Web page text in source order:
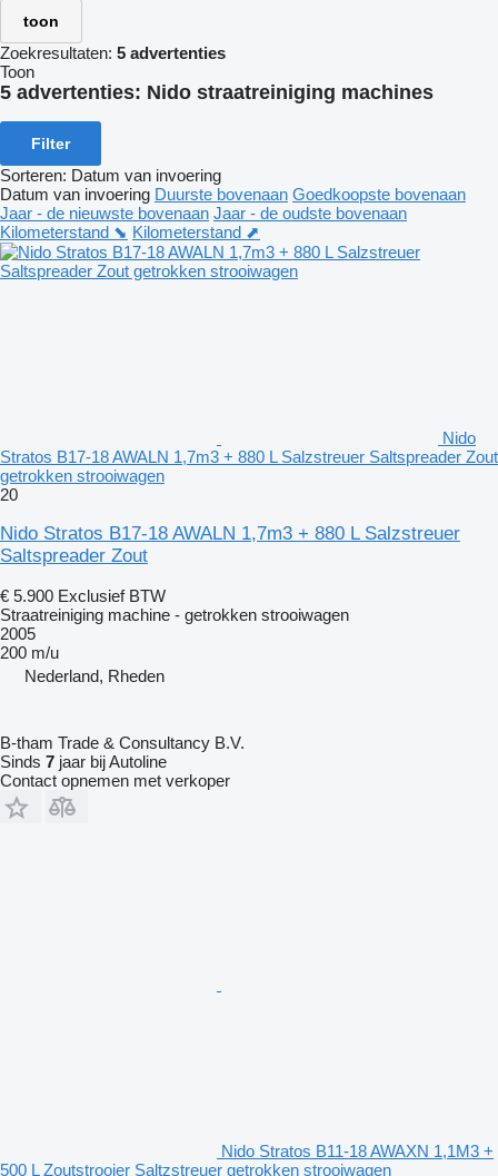
toon
Zoekresultaten: 5 advertenties
Toon
5 advertenties: Nido straatreiniging machines
Filter
Sorteren: Datum van invoering
Datum van invoering Duurste bovenaan Goedkoopste bovenaan
Jaar - de nieuwste bovenaan Jaar - de oudste bovenaan
Kilometerstand ⬊ Kilometerstand ⬈
Nido
Stratos B17-18 AWALN 1,7m3 + 880 L Salzstreuer Saltspreader Zout
getrokken strooiwagen
20
Nido Stratos B17-18 AWALN 1,7m3 + 880 L Salzstreuer
Saltspreader Zout
€ 5.900 Exclusief BTW
Straatreiniging machine - getrokken strooiwagen
2005
200 m/u
Nederland, Rheden
B-tham Trade & Consultancy B.V.
Sinds 7 jaar bij Autoline
Contact opnemen met verkoper
Nido Stratos B11-18 AWAXN 1,1M3 +
500 L Zoutstrooier Saltzstreuer getrokken strooiwagen